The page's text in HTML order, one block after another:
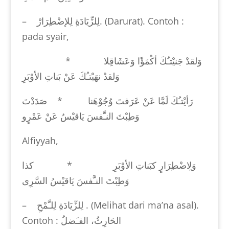
–
لِلزِّيَادَةِ لِلإضْطِرَارْ. (Darurat). Contoh :
pada syair,
وَلقدْ جَنيْتـُكَ أكْمَؤًا وَعَشَاقِلا *
وَلقدْ نهَيْتـُكَ عَنْ بَناتِ الأوْبَرِ
رَأيْتـُكَ لَمَّا عَنْ عَرَفتَ وُجُوْهَنا * صَدَدْتَ
وَطِبْتَ النـَّفسَ يَاقيْسُ عَنْ عَمْرٍو
Alfiyyah,
وَلِاضْطِرَارٍ كبَناتِ الأوْبَرِ * كذا
وَطِبْتَ النـَّفسَ يَاقيْسُ السَّرِى
– لِلزِّيَادَةِ لِلـَّمْحِ . (Melihat dari ma’na asal).
Contoh :
الحَارِثُ، الفـَضلُ